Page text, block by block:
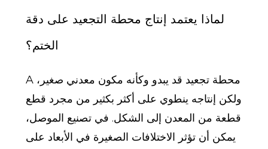
لماذا يعتمد إنتاج محطة التجعيد على دقة
الختم؟
A محطة تجعيد قد يبدو وكأنه مكون معدني صغير،
ولكن إنتاجه ينطوي على أكثر بكثير من مجرد قطع
قطعة من المعدن إلى الشكل. في تصنيع الموصل،
يمكن أن تؤثر الاختلافات الصغيرة في الأبعاد على